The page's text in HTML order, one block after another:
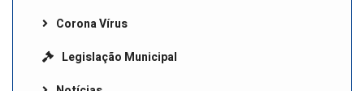
Corona Vírus
Legislação Municipal